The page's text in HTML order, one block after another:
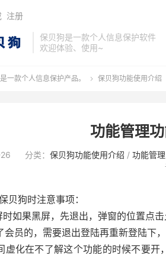
保贝狗是一款个人信息保护软件
欢迎体验、使用~
注册
一款个人信息保护产品。  保贝狗功能使用介绍
功能管理
分类： 保贝狗功能使用介绍 / 功能管
贝狗时注意事项：
时如果黑屏，先退出，弹窗的位置点
会员的，需要退出登陆再重新登陆下
虚化在不了解这个功能的时候不要